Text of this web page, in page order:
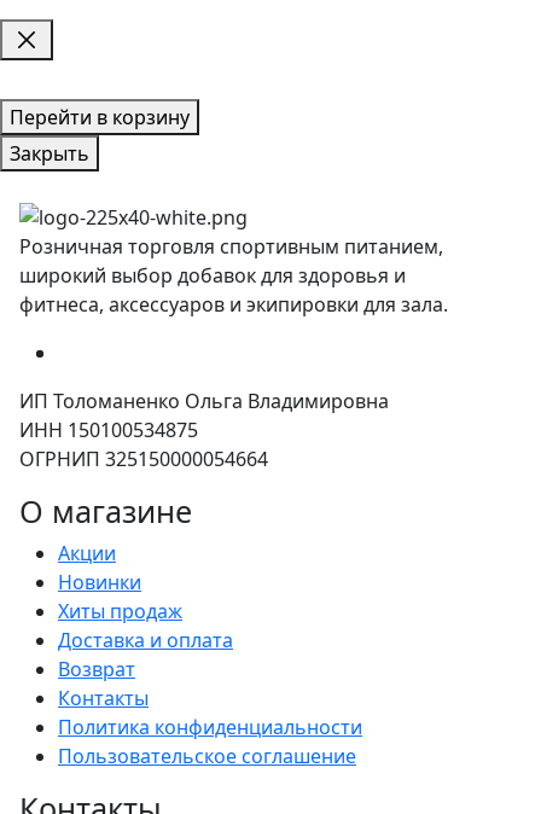
Перейти в корзину
Закрыть
Розничная торговля спортивным питанием,
широкий выбор добавок для здоровья и
фитнеса, аксессуаров и экипировки для зала.
ИП Толоманенко Ольга Владимировна
ИНН 150100534875
ОГРНИП 325150000054664
О магазине
Акции
Новинки
Хиты продаж
Доставка и оплата
Возврат
Контакты
Политика конфиденциальности
Пользовательское соглашение